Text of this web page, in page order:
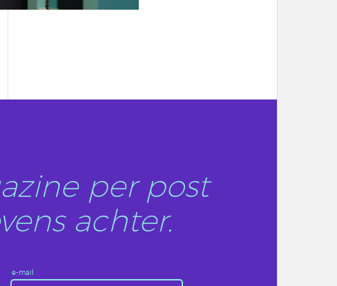
per post
achter.
e-mail